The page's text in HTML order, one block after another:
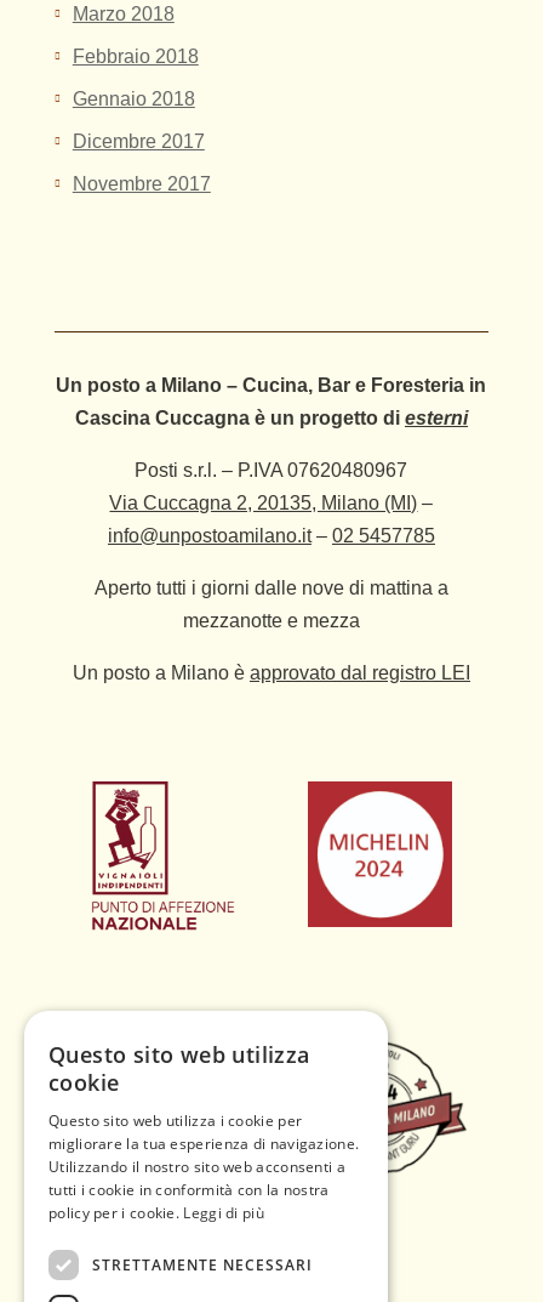
Marzo 2018
Febbraio 2018
Gennaio 2018
Dicembre 2017
Novembre 2017
Un posto a Milano – Cucina, Bar e Foresteria in
Cascina Cuccagna è un progetto di esterni
Posti s.r.l. – P.IVA 07620480967
Via Cuccagna 2, 20135, Milano (MI) –
info@unpostoamilano.it– 02 5457785
Aperto tutti i giorni dalle nove di mattina a
mezzanotte e mezza
Un posto a Milano è approvato dal registro LEI
Questo sito web utilizza
cookie
Questo sito web utilizza i cookie per
migliorare la tua esperienza di navigazione.
Utilizzando il nostro sito web acconsenti a
tutti i cookie in conformità con la nostra
policy per i cookie. Leggi di più
STRETTAMENTE NECESSARI